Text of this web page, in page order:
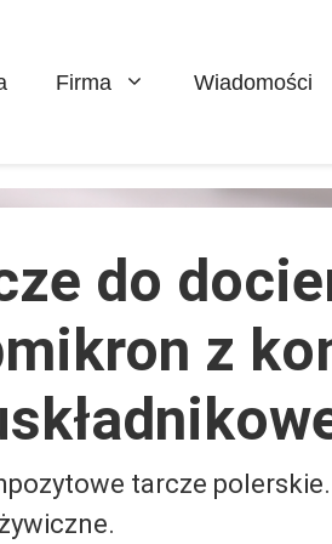
Firma Wiadomości
do
z
tarcze